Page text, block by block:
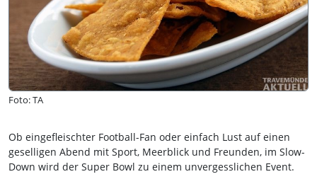
Foto: TA
Ob eingefleischter Football-Fan oder einfach Lust auf einen
geselligen Abend mit Sport, Meerblick und Freunden, im Slow-
Down wird der Super Bowl zu einem unvergesslichen Event.